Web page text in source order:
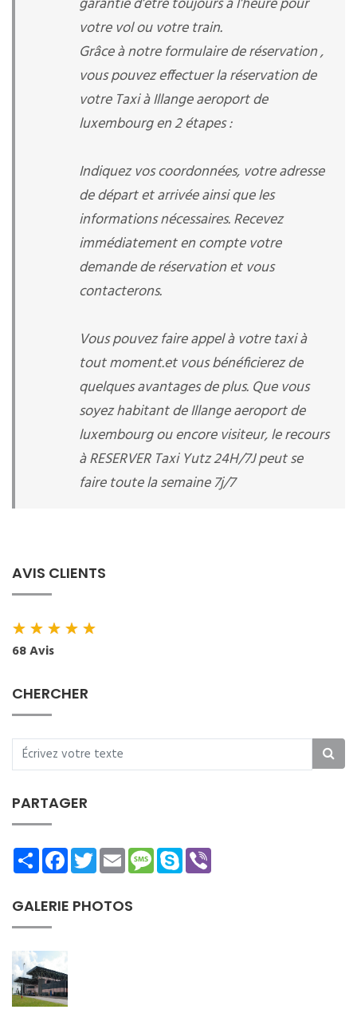
votre vol ou votre train.
Grâce à notre formulaire de réservation ,
vous pouvez effectuer la réservation de
votre Taxi à Illange aeroport de
luxembourg en 2 étapes :
Indiquez vos coordonnées, votre adresse
de départ et arrivée ainsi que les
informations nécessaires. Recevez
immédiatement en compte votre
demande de réservation et vous
contacterons.
Vous pouvez faire appel à votre taxi à
tout moment.et vous bénéficierez de
quelques avantages de plus. Que vous
soyez habitant de Illange aeroport de
luxembourg ou encore visiteur, le recours
à RESERVER Taxi Yutz 24H/7J peut se
faire toute la semaine 7j/7
AVIS CLIENTS
★★★★★
68 Avis
CHERCHER
PARTAGER
ShareFacebookTwitterEmailMessage
Skype
GALERIE PHOTOS